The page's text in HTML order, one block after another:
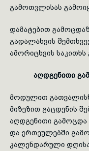
გამოთვლისას
დამატებით
გადალახვის
ამორიცხვის საკითხს
აღდგენითი
მოდულით
მიზეზით გაცდენის
აღდგენითი გამოცდა
და ერთეულებში
კალენ­და­­რული